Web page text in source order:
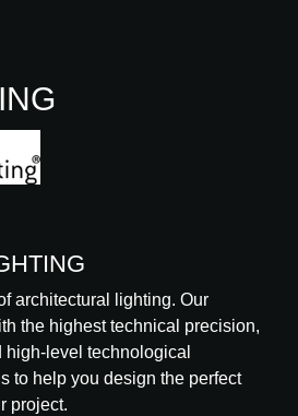
architectural lighting. Our
the highest technical precision,
level technological
to help you design the perfect
project.